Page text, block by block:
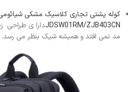
کوله پشتی تجاری کلاسیک مشکی
JDSW01RM/ZJB403CNدارا ی طراحی
مد نمی افتد و همیشه شیک بنظر می رسد.